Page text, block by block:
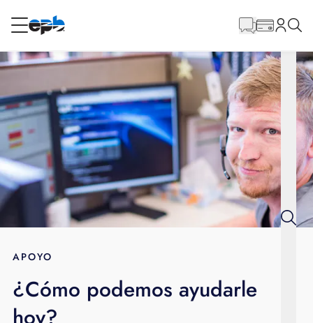
RESIDENCIAL
Internet
Energía
Televisión
BLOG
APOYO
principal
APOYO
¿Cómo podemos ayudarle